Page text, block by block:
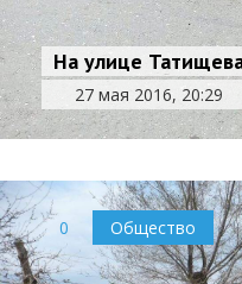
На улице
27 мая 2016, 20:29
0 Общество